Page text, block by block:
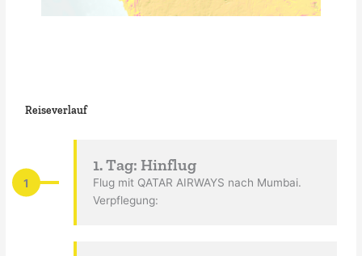
Reiseverlauf
1
1. Tag: Hinflug
Flug mit QATAR AIRWAYS nach Mumbai.
Verpflegung: